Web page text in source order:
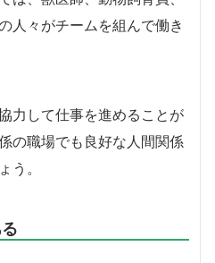
人々がチームを組んで働き
力して仕事を進めることが
の職場でも良好な人間関係
う。